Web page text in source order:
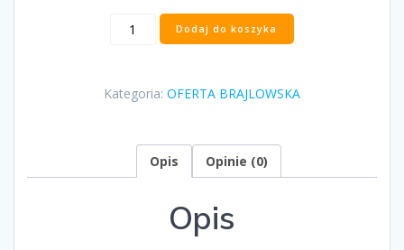
ilość
„Poszukiwacze
Malczewski
Dodaj do koszyka
Kategoria: OFERTA BRAJLOWSKA
Opis Opinie (0)
Opis